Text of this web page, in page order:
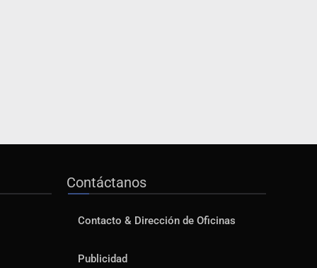
Contáctanos
Contacto & Dirección de Oficinas
Publicidad